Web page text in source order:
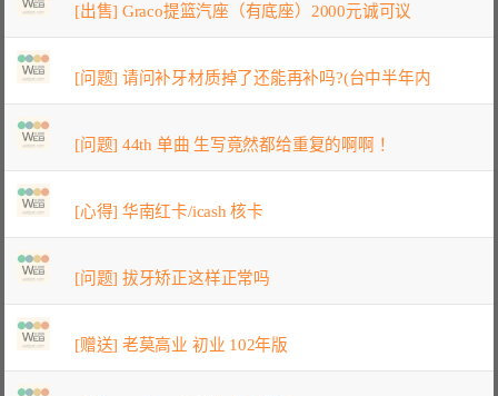
[出售] Graco提篮汽座（有底座）2000元诚可议
[问题] 请问补牙材质掉了还能再补吗?(台中半年内
[问题] 44th 单曲 生写竟然都给重复的啊啊！
[心得] 华南红卡/icash 核卡
[问题] 拔牙矫正这样正常吗
[赠送] 老莫高业 初业 102年版